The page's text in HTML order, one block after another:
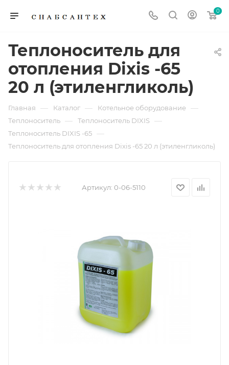
0
Теплоноситель для
отопления Dixis -65
20 л (этиленгликоль)
Главная — Каталог — Котельное оборудование —
Теплоноситель — Теплоноситель DIXIS —
Теплоноситель DIXIS -65 —
Теплоноситель для отопления Dixis -65 20 л (этиленгликоль)
Артикул: 0-06-5110